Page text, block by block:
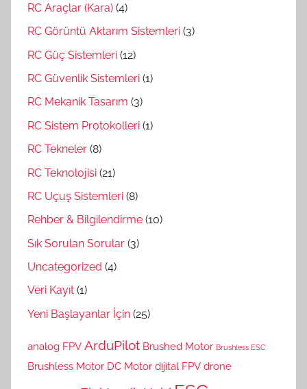
RC Araçlar (Kara) (4)
RC Görüntü Aktarım Sistemleri (3)
RC Güç Sistemleri (12)
RC Güvenlik Sistemleri (1)
RC Mekanik Tasarım (3)
RC Sistem Protokolleri (1)
RC Tekneler (8)
RC Teknolojisi (21)
RC Uçuş Sistemleri (8)
Rehber & Bilgilendirme (10)
Sık Sorulan Sorular (3)
Uncategorized (4)
Veri Kayıt (1)
Yeni Başlayanlar İçin (25)
analog FPV ArduPilot Brushed Motor Brushless ESC
Brushless Motor DC Motor dijital FPV drone